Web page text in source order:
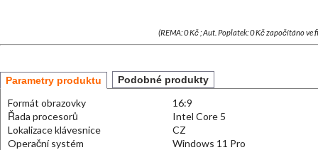
(REMA: 0 Kč ; Aut. Poplatek: 0 Kč započítáno
Parametry produktu Podobné produkty
Formát obrazovky
16:9
Řada procesorů
Intel Core 5
Lokalizace klávesnice
CZ
Operační systém
Windows 11 Pro